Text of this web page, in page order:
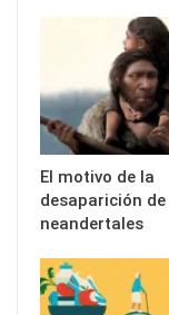
El motivo de la
desaparición de
neandertales